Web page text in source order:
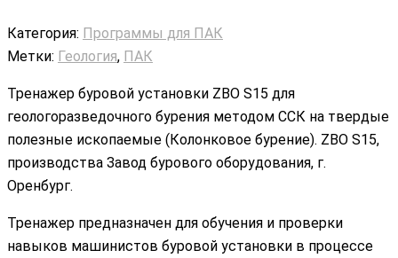
Категория: Программы для ПАК
Метки: Геология, ПАК
Тренажер буровой установки ZBO S15 для
геологоразведочного бурения методом ССК на твердые
полезные ископаемые (Колонковое бурение). ZBO S15,
производства Завод бурового оборудования, г.
Оренбург.
Тренажер предназначен для обучения и проверки
навыков машинистов буровой установки в процессе